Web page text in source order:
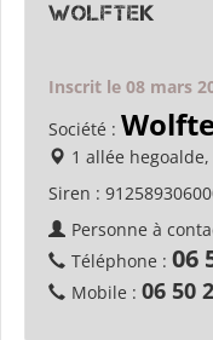
WOLFTEK
Inscrit le 08 mars
Société :
1 allée
Siren :
Personne à
Téléphone : 06
Mobile : 06 50